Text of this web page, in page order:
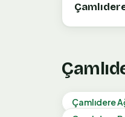
Çamlıdere